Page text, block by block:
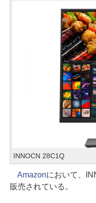
INNOCN 28C1Q
Amazonにおいて、
販売されている。